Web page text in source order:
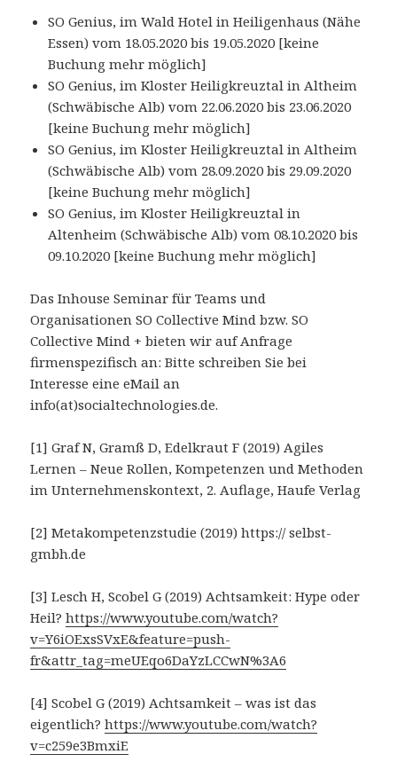
SO Genius, im Wald Hotel in Heiligenhaus (Nähe
Essen) vom 18.05.2020 bis 19.05.2020 [keine
Buchung mehr möglich]
SO Genius, im Kloster Heiligkreuztal in Altheim
(Schwäbische Alb) vom 22.06.2020 bis 23.06.2020
[keine Buchung mehr möglich]
SO Genius, im Kloster Heiligkreuztal in Altheim
(Schwäbische Alb) vom 28.09.2020 bis 29.09.2020
[keine Buchung mehr möglich]
SO Genius, im Kloster Heiligkreuztal in
Altenheim (Schwäbische Alb) vom 08.10.2020 bis
09.10.2020 [keine Buchung mehr möglich]
Das Inhouse Seminar für Teams und
Organisationen SO Collective Mind bzw. SO
Collective Mind + bieten wir auf Anfrage
firmenspezifisch an: Bitte schreiben Sie bei
Interesse eine eMail an
info(at)socialtechnologies.de.
[1] Graf N, Gramß D, Edelkraut F (2019) Agiles
Lernen – Neue Rollen, Kompetenzen und Methoden
im Unternehmenskontext, 2. Auflage, Haufe Verlag
[2] Metakompetenzstudie (2019) https:// selbst-
gmbh.de
[3] Lesch H, Scobel G (2019) Achtsamkeit: Hype oder
Heil?https://www.youtube.com/watch?
v=Y6iOExsSVxE&feature=push-
fr&attr_tag=meUEqo6DaYzLCCwN%3A6
[4] Scobel G (2019) Achtsamkeit – was ist das
eigentlich?https://www.youtube.com/watch?
v=c259e3BmxiE